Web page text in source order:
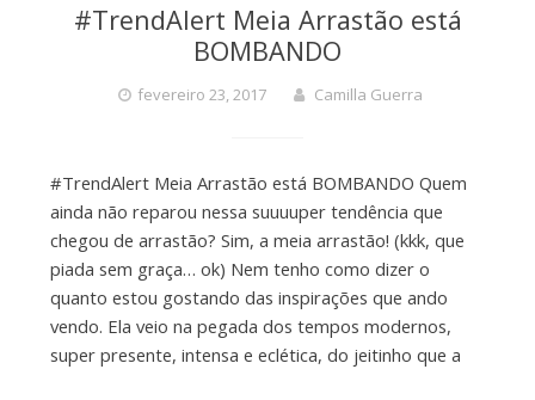
#TrendAlert Meia Arrastão está
BOMBANDO
fevereiro 23, 2017 Camilla Guerra
#TrendAlert Meia Arrastão está BOMBANDO Quem
ainda não reparou nessa suuuuper tendência que
chegou de arrastão? Sim, a meia arrastão! (kkk, que
piada sem graça… ok) Nem tenho como dizer o
quanto estou gostando das inspirações que ando
vendo. Ela veio na pegada dos tempos modernos,
super presente, intensa e eclética, do jeitinho que a